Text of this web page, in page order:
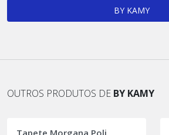
BY KAMY
OUTROS PRODUTOS DE BY KAMY
Tapete Morgana Poli